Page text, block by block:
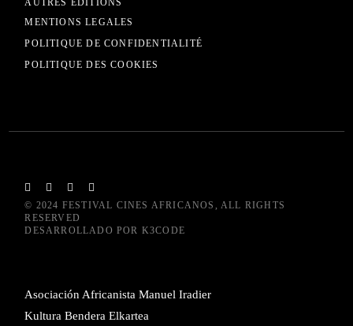
AUTRES ÉDITIONS
MENTIONS LEGALES
POLITIQUE DE CONFIDENTIALITÉ
POLITIQUE DES COOKIES
© 2024 FESTIVAL CINES AFRICANOS , ALL RIGHTS
RESERVED
DESARROLLADO POR K3CODE
Asociación Africanista Manuel Iradier
Kultura Bendera Elkartea